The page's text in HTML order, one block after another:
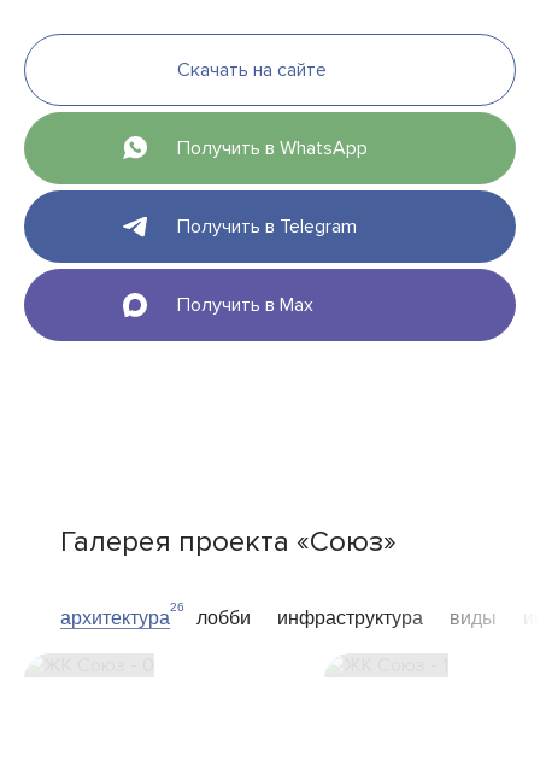
Скачать на сайте
Получить в WhatsApp
Получить в Telegram
Получить в Max
Галерея проекта «Союз»
архитектура
26
лобби инфраструктура виды